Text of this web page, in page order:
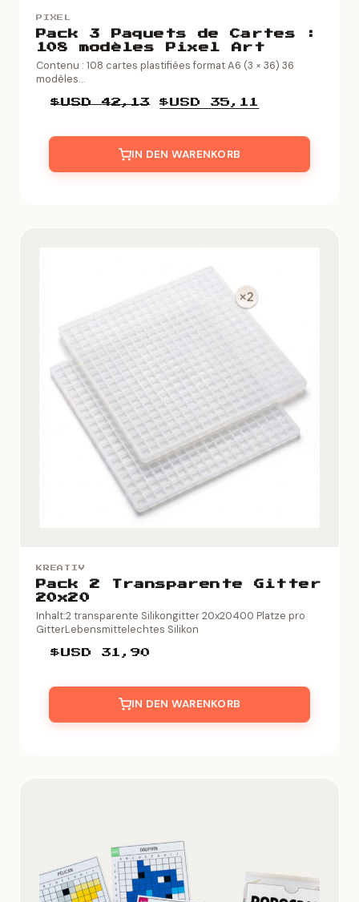
PIXEL
Pack 3 Paquets de Cartes :
108 modèles Pixel Art
Contenu : 108 cartes plastifiées format A6 (3 × 36) 36
modèles...
$USD42,13
Ursprünglicher
$USD35,11
IN DEN WARENKORB
KREATIV
Pack 2 Transparente Gitter
20x20
Inhalt:2 transparente Silikongitter 20x20400 Platze pro
GitterLebensmittelechtes Silikon
$USD31,90
IN DEN WARENKORB